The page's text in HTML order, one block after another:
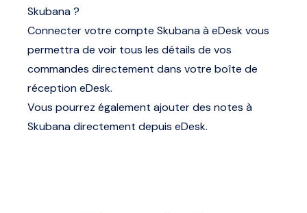
Skubana ?
Connecter votre compte Skubana à eDesk vous
permettra de voir tous les détails de vos
commandes directement dans votre boîte de
réception eDesk.
Vous pourrez également ajouter des notes à
Skubana directement depuis eDesk.